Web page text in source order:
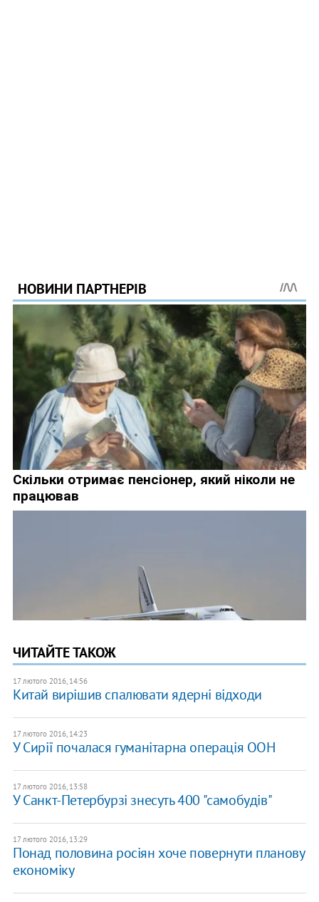
ЧИТАЙТЕ ТАКОЖ
17 лютого 2016, 14:56
Китай вирішив спалювати ядерні відходи
17 лютого 2016, 14:23
У Сирії почалася гуманітарна операція ООН
17 лютого 2016, 13:58
У Санкт-Петербурзі знесуть 400 "самобудів"
17 лютого 2016, 13:29
Понад половина росіян хоче повернути планову
економіку